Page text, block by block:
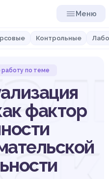
Меню
Контрольные
работу по теме
фактор